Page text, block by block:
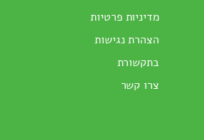
מדיניות פרטיות
הצהרת נגישות
בתקשורת
צרו קשר